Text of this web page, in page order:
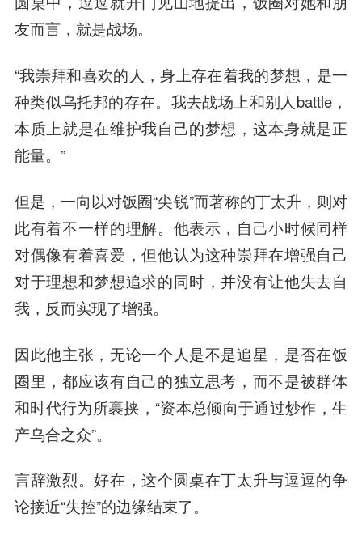
友而言，就是战场。
“我崇拜和喜欢的人，身上存在着我的梦想，是一
种类似乌托邦的存在。我去战场上和别人battle，
本质上就是在维护我自己的梦想，这本身就是正
能量。”
但是，一向以对饭圈“尖锐”而著称的丁太升，则对
此有着不一样的理解。他表示，自己小时候同样
对偶像有着喜爱，但他认为这种崇拜在增强自己
对于理想和梦想追求的同时，并没有让他失去自
我，反而实现了增强。
因此他主张，无论一个人是不是追星，是否在饭
圈里，都应该有自己的独立思考，而不是被群体
和时代行为所裹挟，“资本总倾向于通过炒作，生
产乌合之众”。
言辞激烈。好在，这个圆桌在丁太升与逗逗的争
论接近“失控”的边缘结束了。